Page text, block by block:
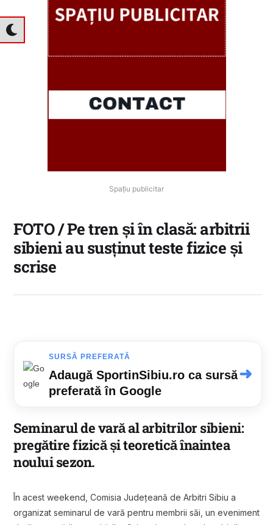
Spațiu publicitar
FOTO / Pe tren și în clasă: arbitrii
sibieni au susținut teste fizice și
scrise
SURSĂ PREFERATĂ
Adaugă SportinSibiu.ro ca sursă
preferată în Google
➜
Seminarul de vară al arbitrilor sibieni:
pregătire fizică și teoretică înaintea
noului sezon.
În acest weekend, Comisia Județeană de Arbitri Sibiu a
organizat seminarul de vară pentru membrii săi, un eveniment